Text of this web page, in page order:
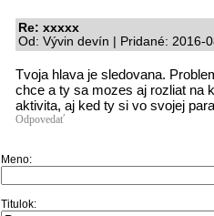
Re: xxxxx
Od: Vývin devín | Pridané: 2016-
Tvoja hlava je sledovana.
chce a ty sa mozes aj rozliat na
aktivita, aj ked ty si vo svojej
Odpovedať
Meno:
Titulok: